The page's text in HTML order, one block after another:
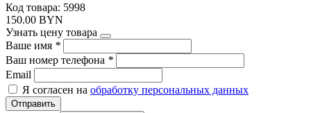
Код товара: 5998
150.00 BYN
Узнать цену товара
Ваше имя *
Ваш номер телефона *
Email
Я согласен на обработку персональных данных
Отправить